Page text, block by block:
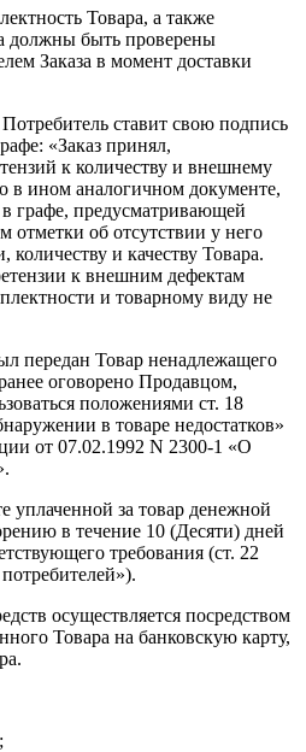
Товара, а также
должны быть проверены
Заказа в момент доставки
ставит свою подпись
«Заказ принял,
к количеству и внешнему
в ином аналогичном документе,
графе, предусматривающей
отметки об отсутствии у него
количеству и качеству Товара.
к внешним дефектам
и товарному виду не
передан Товар ненадлежащего
оговорено Продавцом,
положениями ст. 18
в товаре недостатков»
от 07.02.1992 N 2300-1 «О
уплаченной за товар денежной
в течение 10 (Десяти) дней
требования (ст. 22
осуществляется посредством
Товара на банковскую карту,